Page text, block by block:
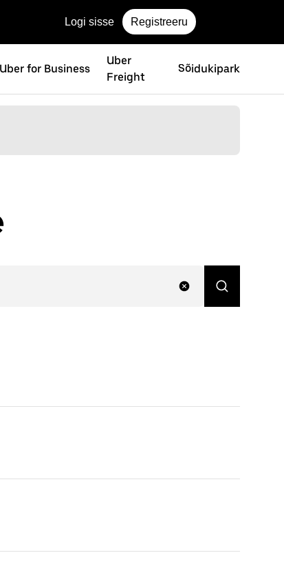
Logi sisse Registreeru
Uber for Business
Uber
Freight
Sõidukipark